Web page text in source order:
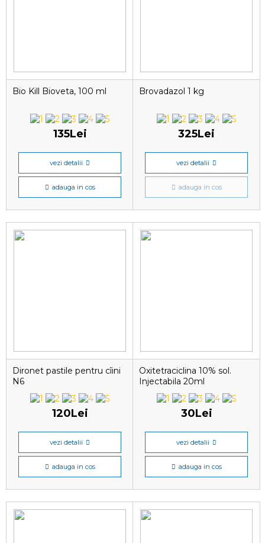
Bio Kill Bioveta, 100 ml
135Lei
vezi detalii
adauga in cos
Brovadazol 1 kg
325Lei
vezi detalii
adauga in cos
Dironet pastile pentru cîini
N6
120Lei
vezi detalii
adauga in cos
Oxitetraciclina 10% sol.
Injectabila 20ml
30Lei
vezi detalii
adauga in cos